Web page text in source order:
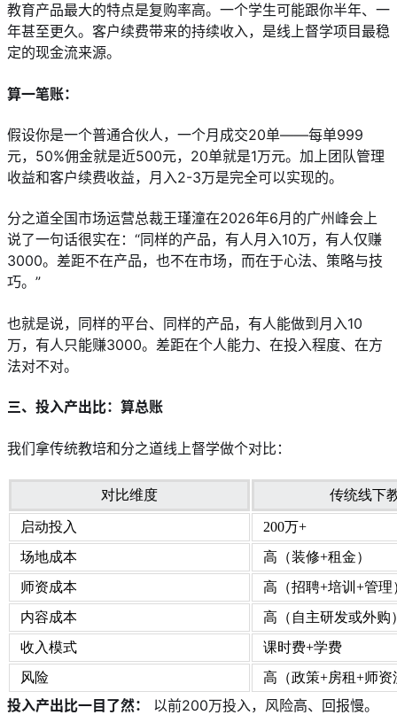
教育产品最大的特点是复购率高。一个学生可能跟你半年、一
年甚至更久。客户续费带来的持续收入，是线上督学项目最稳
定的现金流来源。
算一笔账：
假设你是一个普通合伙人，一个月成交20单——每单999
元，50%佣金就是近500元，20单就是1万元。加上团队管理
收益和客户续费收益，月入2-3万是完全可以实现的。
分之道全国市场运营总裁王瑾潼在2026年6月的广州峰会上
说了一句话很实在：“同样的产品，有人月入10万，有人仅赚
3000。差距不在产品，也不在市场，而在于心法、策略与技
巧。”
也就是说，同样的平台、同样的产品，有人能做到月入10
万，有人只能赚3000。差距在个人能力、在投入程度、在方
法对不对。
三、投入产出比：算总账
我们拿传统教培和分之道线上督学做个对比：
对比维度 传统线下
启动投入
200万+
场地成本
高（装修+租金）
师资成本
高（招聘+培训+管理
内容成本
高（自主研发或外购
收入模式
课时费+学费
风险
高（政策+房租+师资
投入产出比一目了然：
以前200万投入，风险高、回报慢。